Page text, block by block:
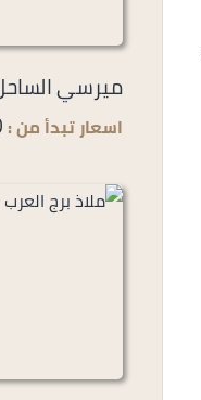
ميرسي
اسعار تبدأ من :